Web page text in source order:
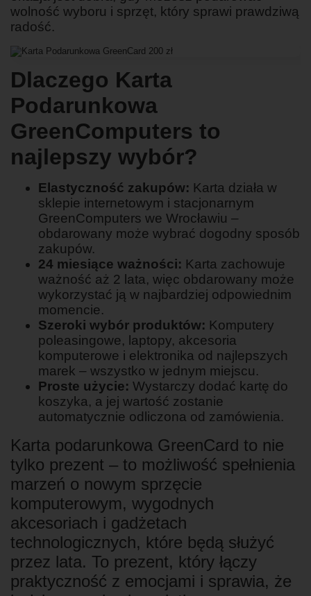
wolność wyboru i sprzęt, który sprawi prawdziwą
radość.
Dlaczego Karta
Podarunkowa
GreenComputers to
najlepszy wybór?
Elastyczność zakupów: Karta działa w
sklepie internetowym i stacjonarnym
GreenComputers we Wrocławiu –
obdarowany może wybrać dogodny sposób
zakupów.
24 miesiące ważności: Karta zachowuje
ważność aż 2 lata, więc obdarowany może
wykorzystać ją w najbardziej odpowiednim
momencie.
Szeroki wybór produktów: Komputery
poleasingowe, laptopy, akcesoria
komputerowe i elektronika od najlepszych
marek – wszystko w jednym miejscu.
Proste użycie: Wystarczy dodać kartę do
koszyka, a jej wartość zostanie
automatycznie odliczona od zamówienia.
Karta podarunkowa GreenCard to nie
tylko prezent – to możliwość spełnienia
marzeń o nowym sprzęcie
komputerowym, wygodnych
akcesoriach i gadżetach
technologicznych, które będą służyć
przez lata. To prezent, który łączy
praktyczność z emocjami i sprawia, że